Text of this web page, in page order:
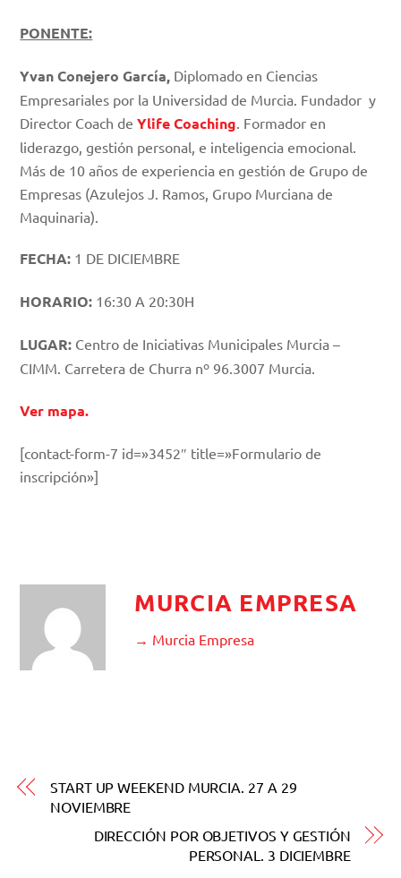
PONENTE:
Yvan Conejero García, Diplomado en Ciencias
Empresariales por la Universidad de Murcia. Fundador y
Director Coach deYlife Coaching . Formador en
liderazgo, gestión personal, e inteligencia emocional.
Más de 10 años de experiencia en gestión de Grupo de
Empresas (Azulejos J. Ramos, Grupo Murciana de
Maquinaria).
FECHA: 1 DE DICIEMBRE
HORARIO: 16:30 A 20:30H
LUGAR: Centro de Iniciativas Municipales Murcia –
CIMM. Carretera de Churra nº 96.3007 Murcia.
Ver mapa.
[contact-form-7 id=»3452″ title=»Formulario de
inscripción»]
MURCIA EMPRESA
→ Murcia Empresa
START UP WEEKEND MURCIA. 27 A 29
NOVIEMBRE
DIRECCIÓN POR OBJETIVOS Y GESTIÓN
PERSONAL. 3 DICIEMBRE